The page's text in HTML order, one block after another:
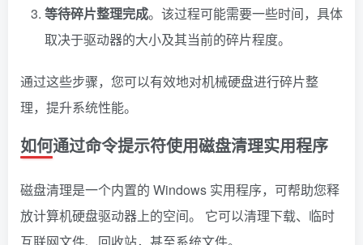
等待碎片整理完成。该过程可能需要一些时间，具体
取决于驱动器的大小及其当前的碎片程度。
通过这些步骤，您可以有效地对机械硬盘进行碎片整
理，提升系统性能。
如何通过命令提示符使用磁盘清理实用程序
磁盘清理是一个内置的 Windows 实用程序，可帮助您释
放计算机硬盘驱动器上的空间。 它可以清理下载、临时